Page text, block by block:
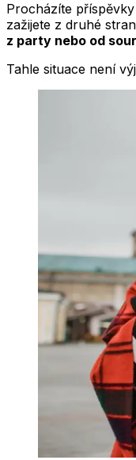
Procházíte
zažijete z druhé
z party nebo od
Tahle situace není